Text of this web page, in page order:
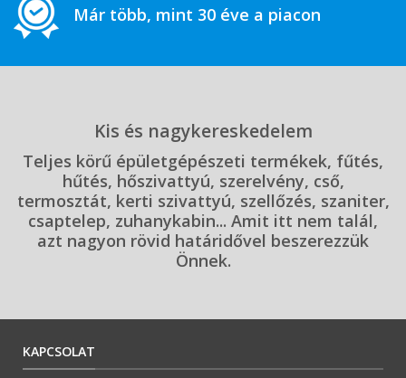
Már több, mint 30 éve a piacon
Kis és nagykereskedelem
Teljes körű épületgépészeti termékek, fűtés,
hűtés, hőszivattyú, szerelvény, cső,
termosztát, kerti szivattyú, szellőzés, szaniter,
csaptelep, zuhanykabin... Amit itt nem talál,
azt nagyon rövid határidővel beszerezzük
Önnek.
KAPCSOLAT